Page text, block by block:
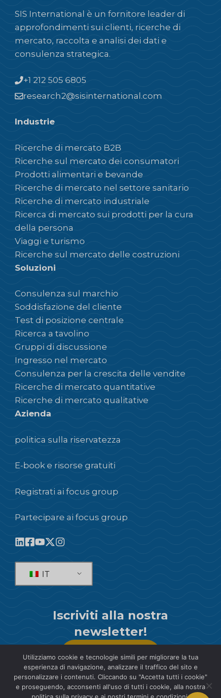
SIS International è un fornitore leader di
approfondimenti sui clienti, ricerche di
mercato, raccolta e analisi dei dati e
consulenza strategica.
+1 212 505 6805
research2@sisinternational.com
Industrie
Ricerche di mercato B2B
Ricerche sul mercato dei consumatori
Prodotti alimentari e bevande
Ricerche di mercato nel settore sanitario
Ricerche di mercato industriale
Ricerca di mercato sui prodotti per la cura
della persona
Viaggi e turismo
Ricerche sul mercato delle costruzioni
Soluzioni
Consulenza sul marchio
Soddisfazione del cliente
Test di posizione centrale
Ricerca a tavolino
Gruppi di discussione
Ingresso nel mercato
Consulenza per la crescita delle vendite
Ricerche di mercato quantitative
Ricerche di mercato qualitative
Azienda
politica sulla riservatezza
E-book e risorse gratuiti
Registrati ai focus group
Partecipare ai focus group
IT
Iscriviti alla nostra
newsletter!
SOTTOSCRIVI
Utilizziamo cookie e tecnologie simili per migliorare la tua
esperienza di navigazione, analizzare il traffico del sito e
personalizzare i contenuti. Cliccando su "Accetta tutti i cookie"
e proseguendo, acconsenti all'uso di tutti i cookie, alla nostra